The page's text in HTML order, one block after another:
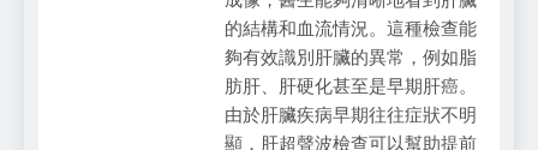
的結構和血流情況。這種檢查能
夠有效識別肝臟的異常，例如脂
肪肝、肝硬化甚至是早期肝癌。
由於肝臟疾病早期往往症狀不明
顯，肝超聲波檢查可以幫助提前